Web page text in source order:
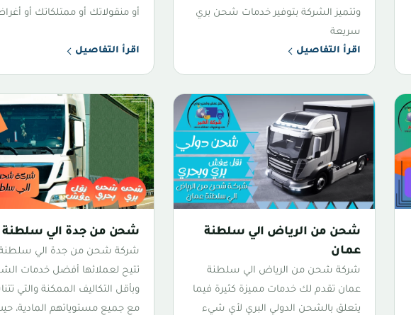
وتتميز الشركة بتوفير خدمات شحن بري
سريعة
اقرأ التفاصيل
أو منقولاتك أو ممتلكاتك أو
اقرأ التفاصيل
شحن من الرياض الي سلطنة
عمان
شركة شحن من الرياض الي سلطنة
عمان تقدم لك خدمات مميزة كثيرة فيما
يتعلق بالشحن الدولي البري لأي شيء
شحن من جدة الي سلطنة
شركة شحن من جدة الي
تتيح لعملائها أفضل خدمات
وبأقل التكاليف الممكنة والتي
مع جميع مستوياتهم المادية،